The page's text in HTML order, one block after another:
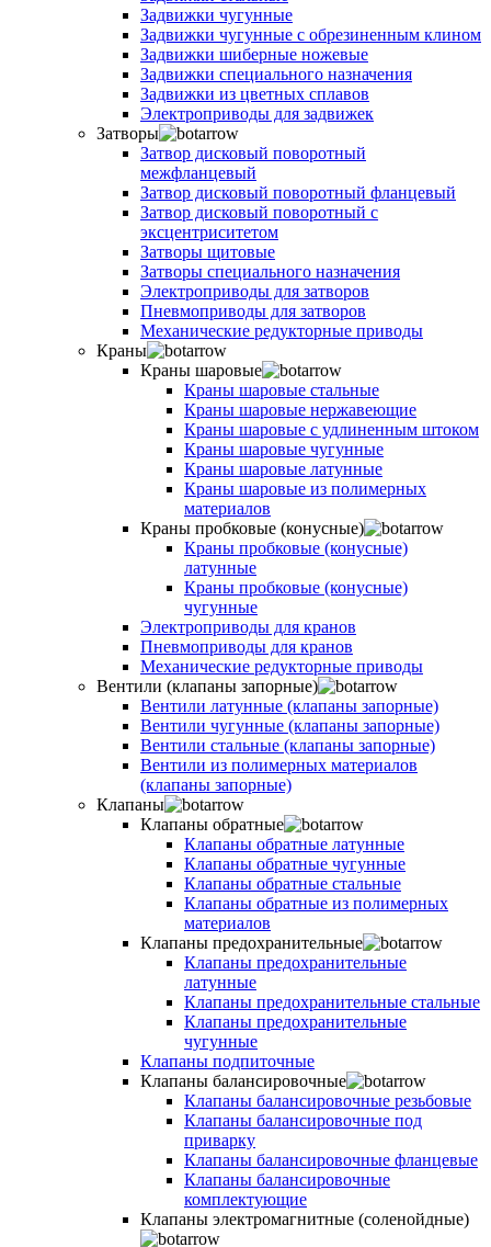
Задвижки чугунные
Задвижки чугунные с обрезиненным клином
Задвижки шиберные ножевые
Задвижки специального назначения
Задвижки из цветных сплавов
Электроприводы для задвижек
Затворы
Затвор дисковый поворотный
межфланцевый
Затвор дисковый поворотный фланцевый
Затвор дисковый поворотный с
эксцентриситетом
Затворы щитовые
Затворы специального назначения
Электроприводы для затворов
Пневмоприводы для затворов
Механические редукторные приводы
Краны
Краны шаровые
Краны шаровые стальные
Краны шаровые нержавеющие
Краны шаровые с удлиненным штоком
Краны шаровые чугунные
Краны шаровые латунные
Краны шаровые из полимерных
материалов
Краны пробковые (конусные)
Краны пробковые (конусные)
латунные
Краны пробковые (конусные)
чугунные
Электроприводы для кранов
Пневмоприводы для кранов
Механические редукторные приводы
Вентили (клапаны запорные)
Вентили латунные (клапаны запорные)
Вентили чугунные (клапаны запорные)
Вентили стальные (клапаны запорные)
Вентили из полимерных материалов
(клапаны запорные)
Клапаны
Клапаны обратные
Клапаны обратные латунные
Клапаны обратные чугунные
Клапаны обратные стальные
Клапаны обратные из полимерных
материалов
Клапаны предохранительные
Клапаны предохранительные
латунные
Клапаны предохранительные стальные
Клапаны предохранительные
чугунные
Клапаны подпиточные
Клапаны балансировочные
Клапаны балансировочные резьбовые
Клапаны балансировочные под
приварку
Клапаны балансировочные фланцевые
Клапаны балансировочные
комплектующие
Клапаны электромагнитные (соленойдные)